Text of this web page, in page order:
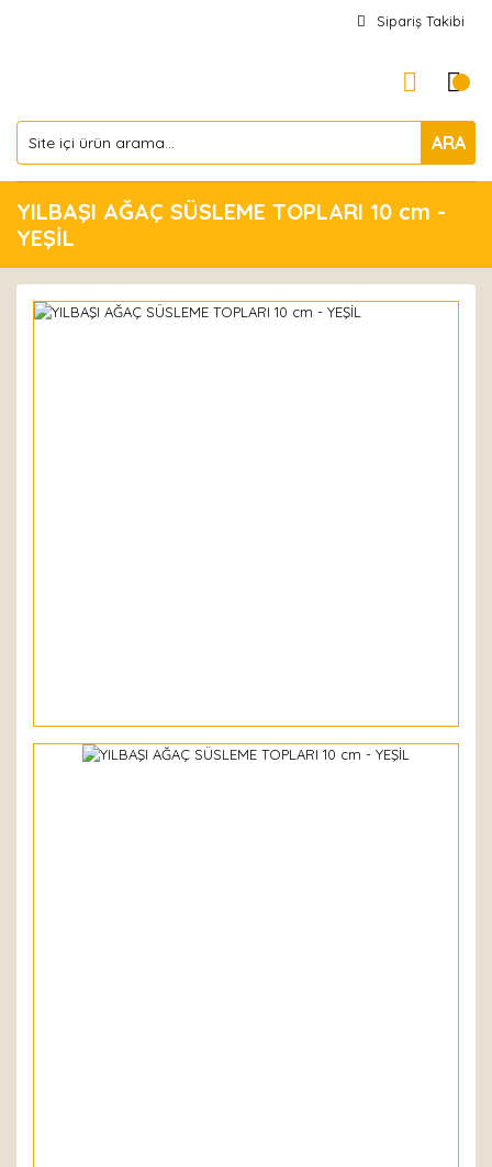
Sipariş Takibi
ARA
YILBAŞI AĞAÇ SÜSLEME TOPLARI 10 cm -
YEŞİL